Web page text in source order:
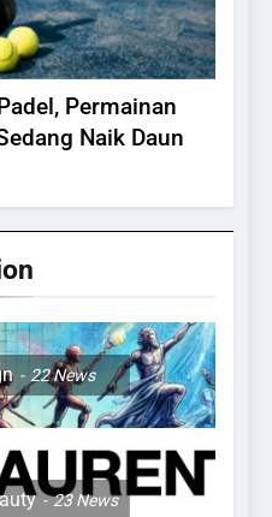
Permainan
Naik Daun
22News
23News
Menarik Tentang
Anak- anak
Menarik Mengenai
Sumatera yang